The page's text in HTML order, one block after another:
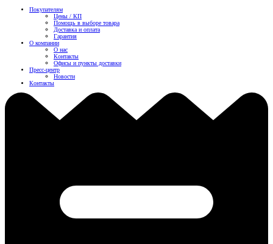
Покупателям
Цены / КП
Помощь в выборе товара
Доставка и оплата
Гарантия
О компании
О нас
Контакты
Офисы и пункты доставки
Пресс-центр
Новости
Контакты